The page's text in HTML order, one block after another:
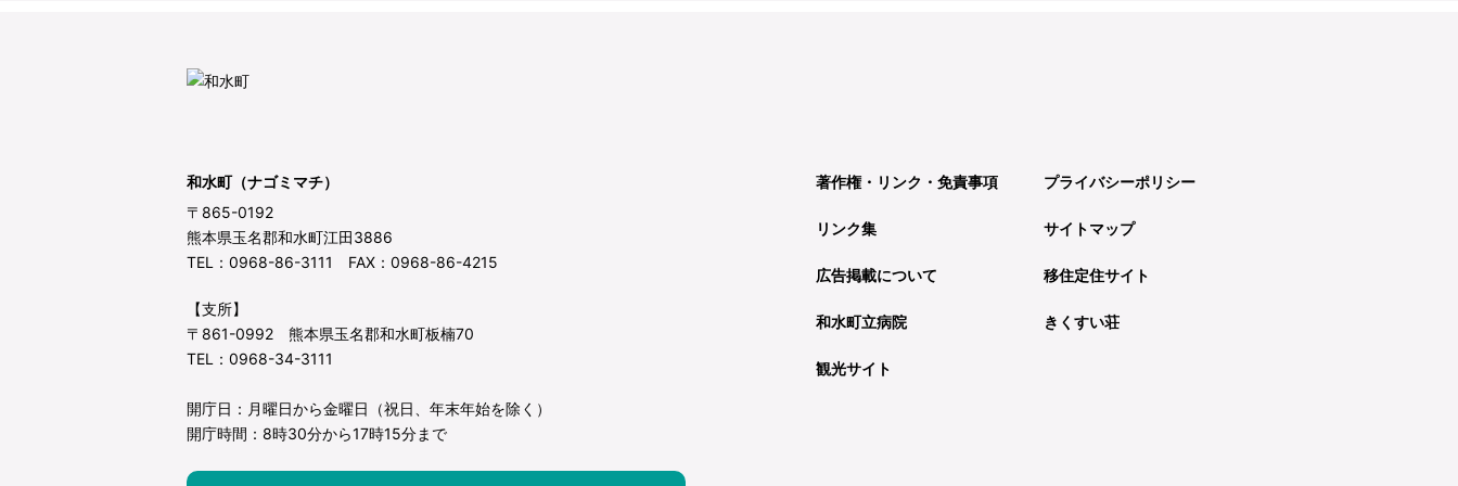
和水町（ナゴミマチ）
〒865-0192
熊本県玉名郡和水町江田3886
TEL：0968-86-3111 FAX：0968-86-4215
【支所】
〒861-0992 熊本県玉名郡和水町板楠70
TEL：0968-34-3111
開庁日：月曜日から金曜日（祝日、年末年始を除く）
開庁時間：8時30分から17時15分まで
著作権・リンク・免責事項 プライバシーポリシー
リンク集 サイトマップ
広告掲載について 移住定住サイト
和水町立病院 きくすい荘
観光サイト